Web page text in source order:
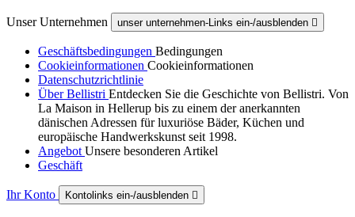
Unser Unternehmen unser unternehmen-Links ein-/ausblenden 
Geschäftsbedingungen Bedingungen
Cookieinformationen Cookieinformationen
Datenschutzrichtlinie
Über Bellistri Entdecken Sie die Geschichte von Bellistri. Von
La Maison in Hellerup bis zu einem der anerkannten
dänischen Adressen für luxuriöse Bäder, Küchen und
europäische Handwerkskunst seit 1998.
Angebot Unsere besonderen Artikel
Geschäft
Ihr Konto Kontolinks ein-/ausblenden 